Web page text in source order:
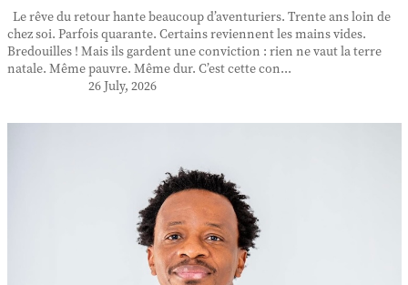
Le rêve du retour hante beaucoup d’aventuriers. Trente ans loin de
chez soi. Parfois quarante. Certains reviennent les mains vides.
Bredouilles ! Mais ils gardent une conviction : rien ne vaut la terre
natale. Même pauvre. Même dur. C’est cette con...
26 July, 2026